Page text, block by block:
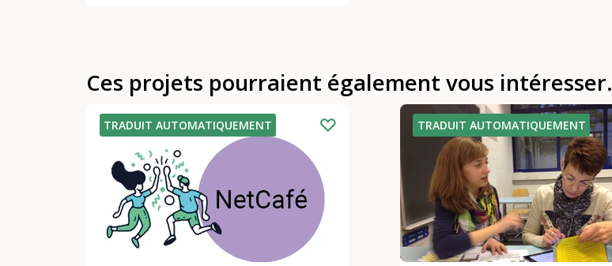
Ces projets pourraient également vous intéresser.
TRADUIT AUTOMATIQUEMENT TRADUIT AUTOMATIQUEMENT